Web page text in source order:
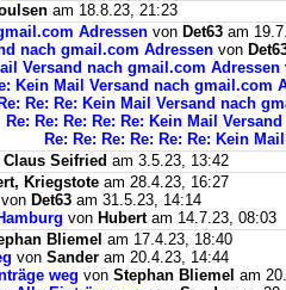
am 18.8.23, 21:23
Adressen von Det63 am
nach gmail.com Adressen von
Versand nach gmail.com Adressen
Kein Mail Versand nach gmail.com
Re: Re: Kein Mail Versand nach
Re: Re: Re: Re: Re: Kein Mail
Re: Re: Re: Re: Re: Re: Kein
Claus Seifried am 3.5.23, 13:42
Kriegstote am 28.4.23, 16:27
von Det63 am 31.5.23, 14:14
von Hubertam 14.7.23, 08:03
Bliemel am 17.4.23, 18:40
von Sander am 20.4.23, 14:44
weg von Stephan Bliemel am